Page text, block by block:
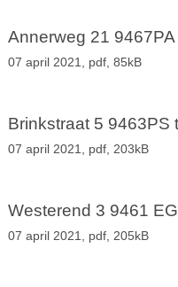
Annerweg 21 9467PA
07 april 2021, pdf, 85kB
Brinkstraat 5 9463PS
07 april 2021, pdf, 203kB
Westerend 3 9461
07 april 2021, pdf, 205kB